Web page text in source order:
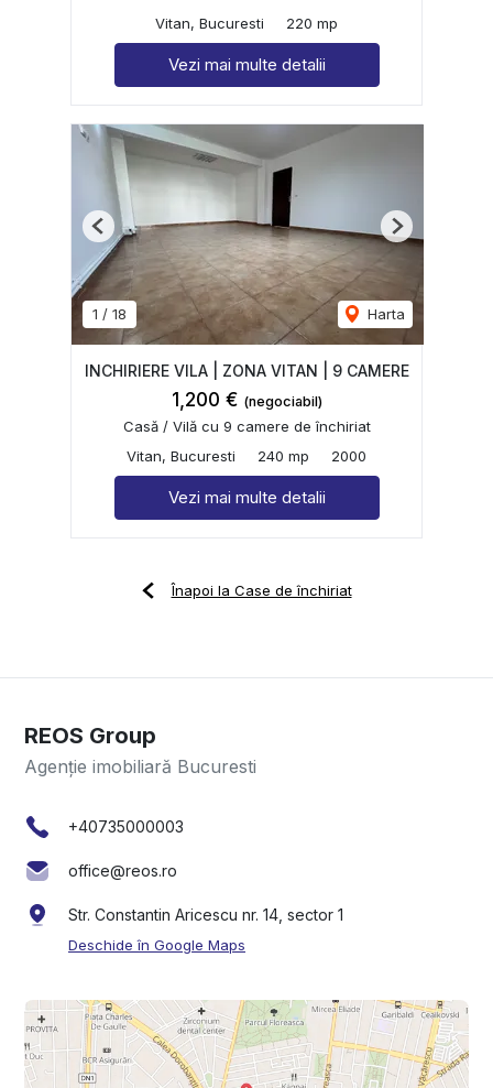
Vitan, Bucuresti
220 mp
Vezi mai multe detalii
1 / 18 Harta
Previous Next
INCHIRIERE VILA | ZONA VITAN | 9 CAMERE
1,200 € (negociabil)
Casă / Vilă cu 9 camere de închiriat
Vitan, Bucuresti
240 mp 2000
Vezi mai multe detalii
Înapoi la Case de închiriat
REOS Group
Agenție imobiliară Bucuresti
+40735000003
office@reos.ro
Str. Constantin Aricescu nr. 14, sector 1
Deschide în Google Maps